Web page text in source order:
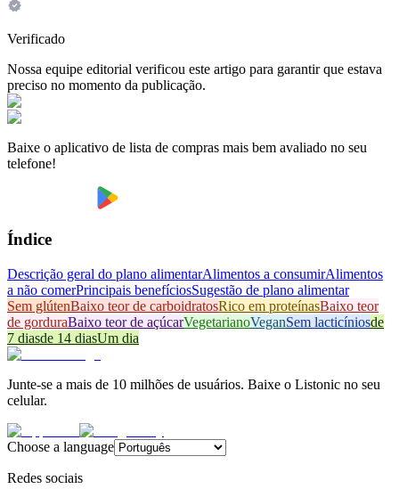
Verificado
Nossa equipe editorial verificou este artigo para garantir que estava
preciso no momento da publicação.
Baixe o aplicativo de lista de compras mais bem avaliado no seu
telefone!
Índice
Descrição geral do plano alimentarAlimentos a consumirAlimentos
a não comerPrincipais benefíciosSugestão de plano alimentar
Sem glútenBaixo teor de carboidratosRico em proteínasBaixo teor
de gorduraBaixo teor de açúcarVegetarianoVeganSem lacticíniosde
7 diasde 14 diasUm dia
Junte-se a mais de 10 milhões de usuários. Baixe o Listonic no seu
celular.
Choose a language
Redes sociais